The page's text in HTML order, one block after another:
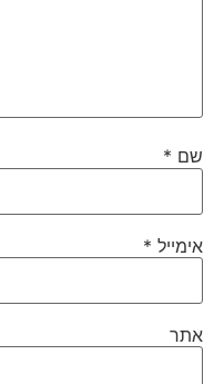
שם *
אימייל *
אתר